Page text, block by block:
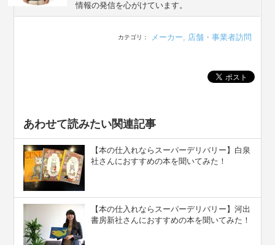
情報の発信を心がけています。
カテゴリ： メーカー, 店舗・事業者訪問
あわせて読みたい関連記事
【本の仕入れならスーパーデリバリー】白泉
社さんにおすすめの本を聞いてみた！
【本の仕入れならスーパーデリバリー】河出
書房新社さんにおすすめの本を聞いてみた！